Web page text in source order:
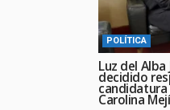
POLÍTICA
Luz del Alba
decidido
Carolina